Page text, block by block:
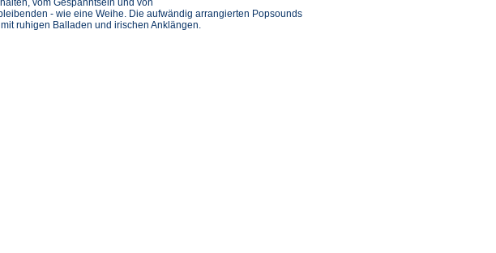
vom Gespanntsein und von
- wie eine Weihe. Die aufwändig arrangierten Popsounds
ruhigen Balladen und irischen Anklängen.